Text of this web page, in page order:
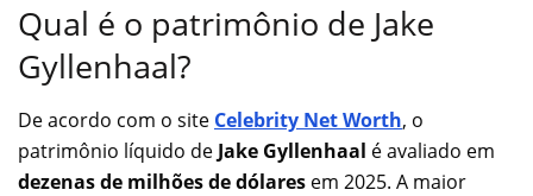
Qual é o patrimônio de Jake
Gyllenhaal?
De acordo com o site Celebrity Net Worth, o
patrimônio líquido de Jake Gyllenhaal é avaliado em
dezenas de milhões de dólares em 2025. A maior